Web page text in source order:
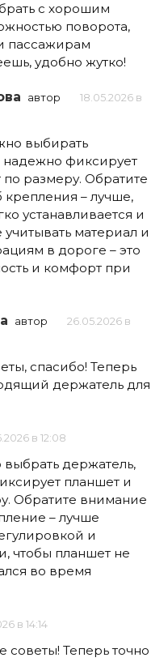
с хорошим
поворота,
пассажирам
удобно жутко!
автор
18.05.2026 в
выбирать
надежно фиксирует
размеру. Обратите
– лучше,
устанавливается и
учитывать материал и
в дороге – это
и комфорт при
автор
26.05.2026 в
спасибо! Теперь
держатель для
в 12:08
держатель,
планшет и
Обратите внимание
– лучше
и
чтобы планшет не
во время
в 14:14
советы! Теперь точно